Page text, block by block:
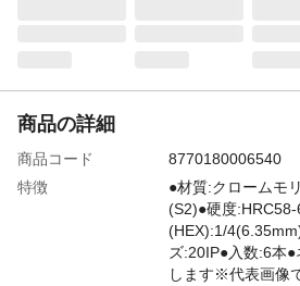
商品の詳細
商品コード
8770180006540
特徴
●材質:クロームモ
(S2)●硬度:HRC58-
(HEX):1/
ズ:20IP●入数:6本
します※代表画像